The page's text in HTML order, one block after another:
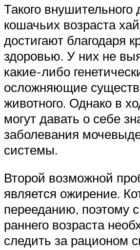
Такого внушительного
кошачьих возраста
достигают благодаря
здоровью. У них не
какие-либо
осложняющие
животного. Однако в
могут давать о себе
заболевания
системы.
Второй возможной
является ожирение.
перееданию, поэтому
раннего возраста
следить за рационом